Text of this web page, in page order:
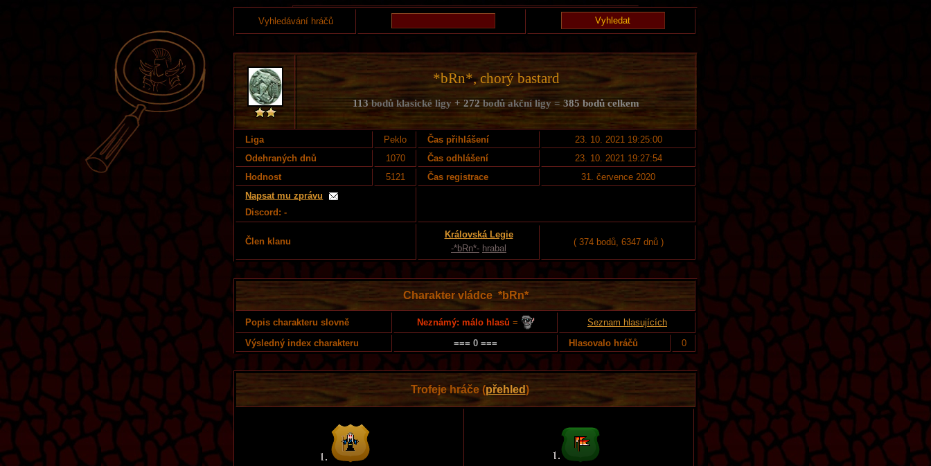
Vyhledávání hráčů
*bRn*, chorý bastard
113bodů klasické ligy + 272bodů akční ligy = 385 bodů celkem
Liga Peklo Čas přihlášení
23. 10. 2021 19:25:00
Odehraných dnů
1070 Čas odhlášení
23. 10. 2021 19:27:54
Hodnost
5121 Čas registrace
31. července 2020
Napsat mu zprávu
Discord: -
Člen klanu
Královská Legie
-*bRn*- hrabal
( 374 bodů, 6347 dnů )
Charakter vládce *bRn*
Popis charakteru slovně Neznámý: málo hlasů =
Seznam hlasujících
Výsledný index charakteru
=== 0 === Hlasovalo hráčů 0
Trofeje hráče (přehled)